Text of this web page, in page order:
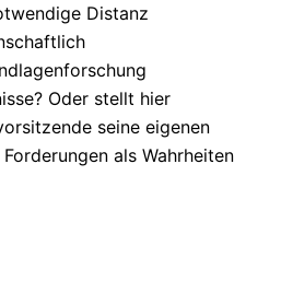
Distanz
Oder stellt hier
seine eigenen
als Wahrheiten